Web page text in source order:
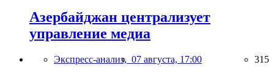
Азербайджан централизует
управление медиа
Экспресс-анализ, 07 августа, 17:00 315